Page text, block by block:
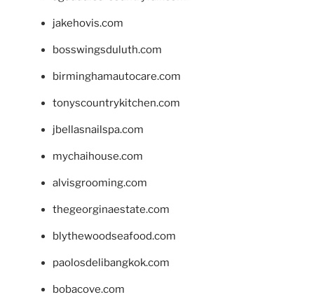
jakehovis.com
bosswingsduluth.com
birminghamautocare.com
tonyscountrykitchen.com
jbellasnailspa.com
mychaihouse.com
alvisgrooming.com
thegeorginaestate.com
blythewoodseafood.com
paolosdelibangkok.com
bobacove.com